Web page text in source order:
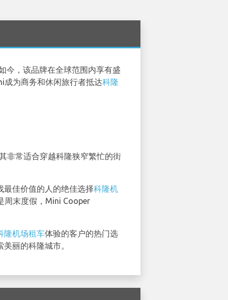
今，该品牌在全球范围内享有盛
成为商务和休闲旅行者抵达科隆
非常适合穿越科隆狭窄繁忙的街
佳价值的人的绝佳选择科隆机
周末度假，Mini Cooper
隆机场租车体验的客户的热门选
丽的科隆城市。